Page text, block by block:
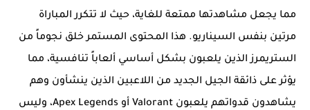
مما يجعل مشاهدتها ممتعة للغاية، حيث لا تتكرر المباراة
مرتين بنفس السيناريو. هذا المحتوى المستمر خلق نجوماً من
الستريمرز الذين يلعبون بشكل أساسي ألعاباً تنافسية، مما
يؤثر على ذائقة الجيل الجديد من اللاعبين الذين ينشأون وهم
يشاهدون قدواتهم يلعبون Valorant أو Apex Legends، وليس